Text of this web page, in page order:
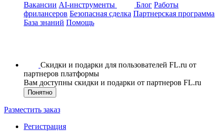
Вакансии AI-инструменты Блог Работы
фрилансеров Безопасная сделка Партнерская программа
База знаний Помощь
Скидки и подарки для пользователей FL.ru от
партнеров платформы
Вам доступны скидки и подарки от партнеров FL.ru
Понятно
Разместить заказ
Регистрация